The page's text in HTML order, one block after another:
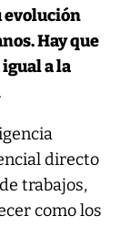
Hay que
a la
directo
trabajos,
como los